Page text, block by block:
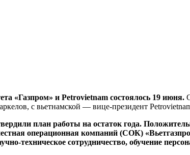
«Газпром» и Petrovietnam состоялось 19 июня.
с вьетнамской — вице-президент
план работы на остаток года.
операционная компаний (СОК)
техническое сотрудничество, обучение